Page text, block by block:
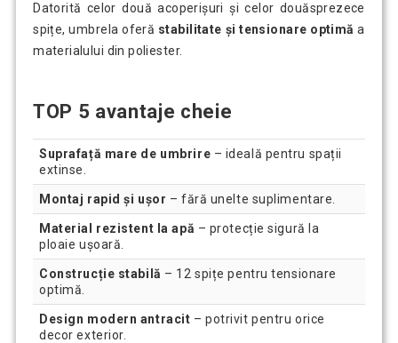
Datorită celor două acoperișuri și celor douăsprezece
spițe, umbrela oferă stabilitate și tensionare optimă a
materialului din poliester.
TOP 5 avantaje cheie
Suprafață mare de umbrire – ideală pentru spații
extinse.
Montaj rapid și ușor – fără unelte suplimentare.
Material rezistent la apă – protecție sigură la
ploaie ușoară.
Construcție stabilă – 12 spițe pentru tensionare
optimă.
Design modern antracit – potrivit pentru orice
decor exterior.